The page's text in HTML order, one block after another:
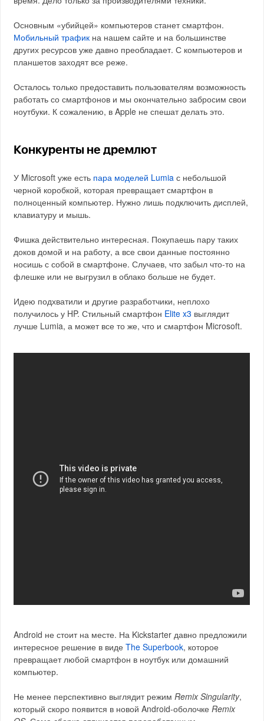
Основным «убийцей» компьютеров станет смартфон.
Мобильный трафик на нашем сайте и на большинстве
других ресурсов уже давно преобладает. С компьютеров и
планшетов заходят все реже.
Осталось только предоставить пользователям возможность
работать со смартфонов и мы окончательно забросим свои
ноутбуки. К сожалению, в Apple не спешат делать это.
Конкуренты не дремлют
У Microsoft уже есть пара моделей Lumia с небольшой
черной коробкой, которая превращает смартфон в
полноценный компьютер. Нужно лишь подключить дисплей,
клавиатуру и мышь.
Фишка действительно интересная. Покупаешь пару таких
доков домой и на работу, а все свои данные постоянно
носишь с собой в смартфоне. Случаев, что забыл что-то на
флешке или не выгрузил в облако больше не будет.
Идею подхватили и другие разработчики, неплохо
получилось у HP. Стильный смартфон Elite x3 выглядит
лучше Lumia, а может все то же, что и смартфон Microsoft.
Android не стоит на месте. На Kickstarter давно предложили
интересное решение в видеThe Superbook, которое
превращает любой смартфон в ноутбук или домашний
компьютер.
Не менее перспективно выглядит режимRemix Singularity,
который скоро появится в новой Android-оболочкеRemix